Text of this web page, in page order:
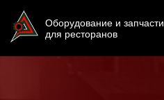
Оборудование и запчасти
для ресторанов